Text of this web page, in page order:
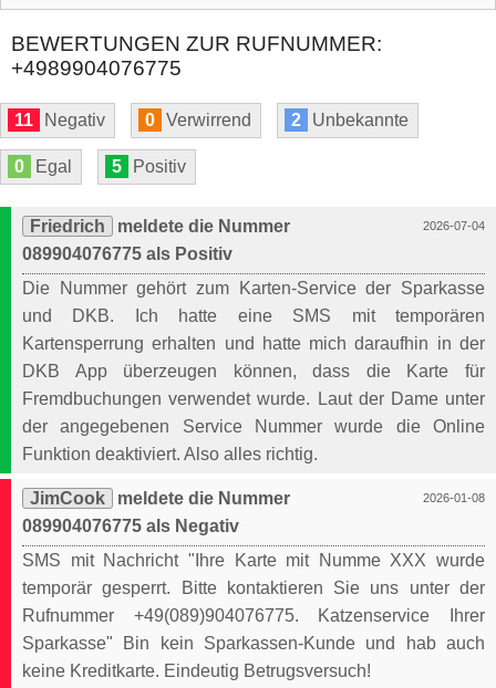
BEWERTUNGEN ZUR RUFNUMMER:
+4989904076775
11 Negativ 0 Verwirrend 2 Unbekannte
0 Egal 5 Positiv
2026-07-04
Friedrich
meldete die Nummer
089904076775 als Positiv
Die Nummer gehört zum Karten-Service der Sparkasse
und DKB. Ich hatte eine SMS mit temporären
Kartensperrung erhalten und hatte mich daraufhin in der
DKB App überzeugen können, dass die Karte für
Fremdbuchungen verwendet wurde. Laut der Dame unter
der angegebenen Service Nummer wurde die Online
Funktion deaktiviert. Also alles richtig.
2026-01-08
JimCook
meldete die Nummer
089904076775 als Negativ
SMS mit Nachricht "Ihre Karte mit Numme XXX wurde
temporär gesperrt. Bitte kontaktieren Sie uns unter der
Rufnummer +49(089)904076775. Katzenservice Ihrer
Sparkasse" Bin kein Sparkassen-Kunde und hab auch
keine Kreditkarte. Eindeutig Betrugsversuch!